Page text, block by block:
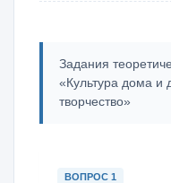
Задания
«Культура дома и
творчество»
ВОПРОС 1